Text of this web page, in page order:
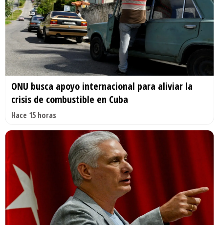
ONU busca apoyo internacional para aliviar la
crisis de combustible en Cuba
Hace 15 horas